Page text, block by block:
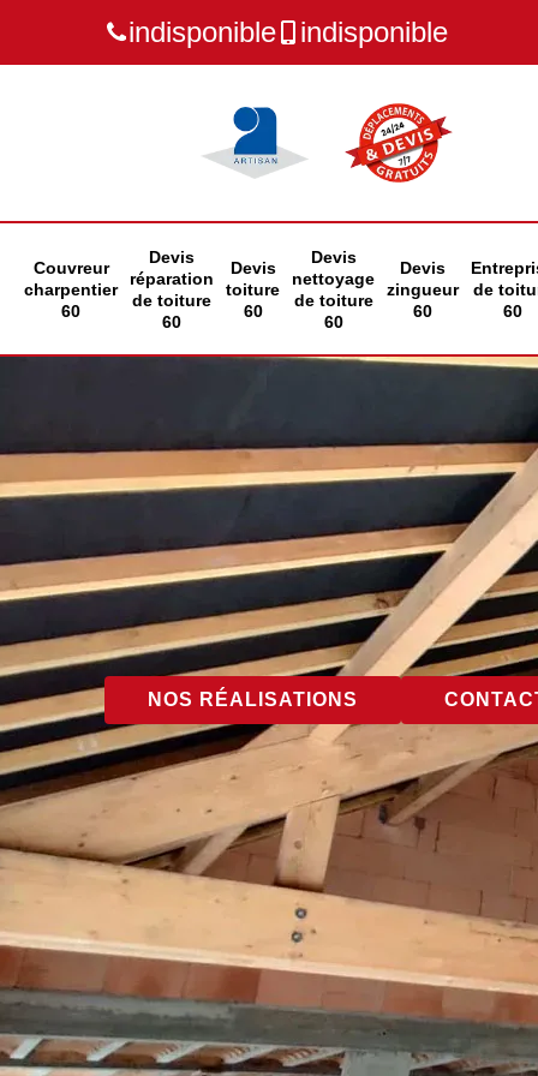
indisponible indisponible
Couvreur
charpentier
60
Devis
réparation
de toiture
60
Devis
toiture
60
Devis
nettoyage
de toiture
60
Devis
zingueur
60
de
60
NOS RÉALISATIONS